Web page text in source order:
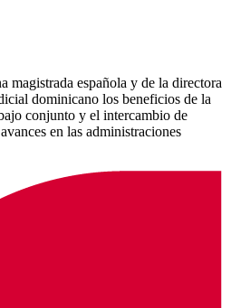
magistrada española y de la directora
dominicano los beneficios de la
conjunto y el intercambio de
en las administraciones